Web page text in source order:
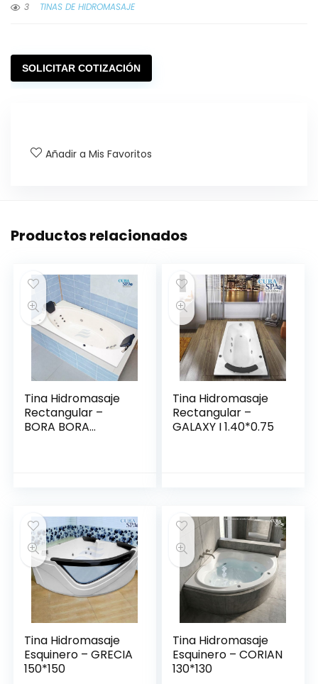
3
TINAS DE HIDROMASAJE
SOLICITAR COTIZACIÓN
Añadir a Mis Favoritos
Productos relacionados
Tina Hidromasaje
Rectangular –
BORA BORA
Tina Hidromasaje
Rectangular –
GALAXY I 1.40*0.75
Tina Hidromasaje
Esquinero – GRECIA
150*150
Tina Hidromasaje
Esquinero – CORIAN
130*130